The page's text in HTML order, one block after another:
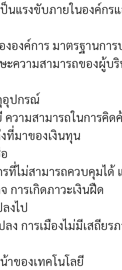
รงขับภายในองค์กร
งองค์การ มาตรฐานกา
ความสามารถของผู้บ
อุปกรณ์
ความสามารถในการ
ที่มาของเงินทุน
ไม่สามารถควบคุมได้
การเกิดภาวะเงินฝืด
งไป
ง การเมืองไม่มีเสถี
ของเทคโนโลยี